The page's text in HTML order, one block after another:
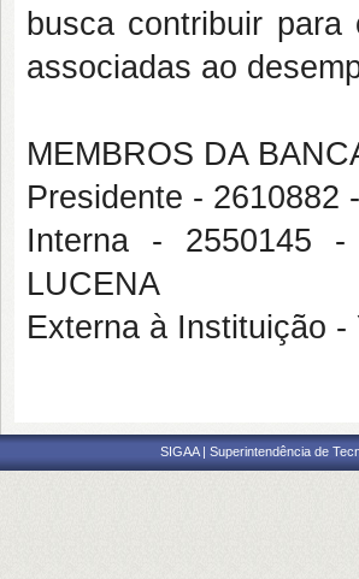
busca contribuir
associadas ao
MEMBROS DA
Presidente - 2610882
Interna - 2550145 -
LUCENA
Externa à Instituição -
SIGAA | Superintendência de